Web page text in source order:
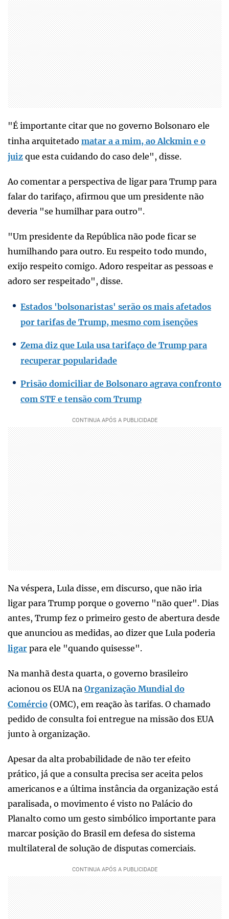
"É importante citar que no governo Bolsonaro ele
tinha arquitetado matar a a mim, ao Alckmin e o
juiz que esta cuidando do caso dele", disse.
Ao comentar a perspectiva de ligar para Trump para
falar do tarifaço, afirmou que um presidente não
deveria "se humilhar para outro".
"Um presidente da República não pode ficar se
humilhando para outro. Eu respeito todo mundo,
exijo respeito comigo. Adoro respeitar as pessoas e
adoro ser respeitado", disse.
Estados 'bolsonaristas' serão os mais afetados
por tarifas de Trump, mesmo com isenções
Zema diz que Lula usa tarifaço de Trump para
recuperar popularidade
Prisão domiciliar de Bolsonaro agrava confronto
com STF e tensão com Trump
Na véspera, Lula disse, em discurso, que não iria
ligar para Trump porque o governo "não quer". Dias
antes, Trump fez o primeiro gesto de abertura desde
que anunciou as medidas, ao dizer que Lula poderia
ligar para ele "quando quisesse".
Na manhã desta quarta, o governo brasileiro
acionou os EUA na Organização Mundial do
Comércio (OMC), em reação às tarifas. O chamado
pedido de consulta foi entregue na missão dos EUA
junto à organização.
Apesar da alta probabilidade de não ter efeito
prático, já que a consulta precisa ser aceita pelos
americanos e a última instância da organização está
paralisada, o movimento é visto no Palácio do
Planalto como um gesto simbólico importante para
marcar posição do Brasil em defesa do sistema
multilateral de solução de disputas comerciais.